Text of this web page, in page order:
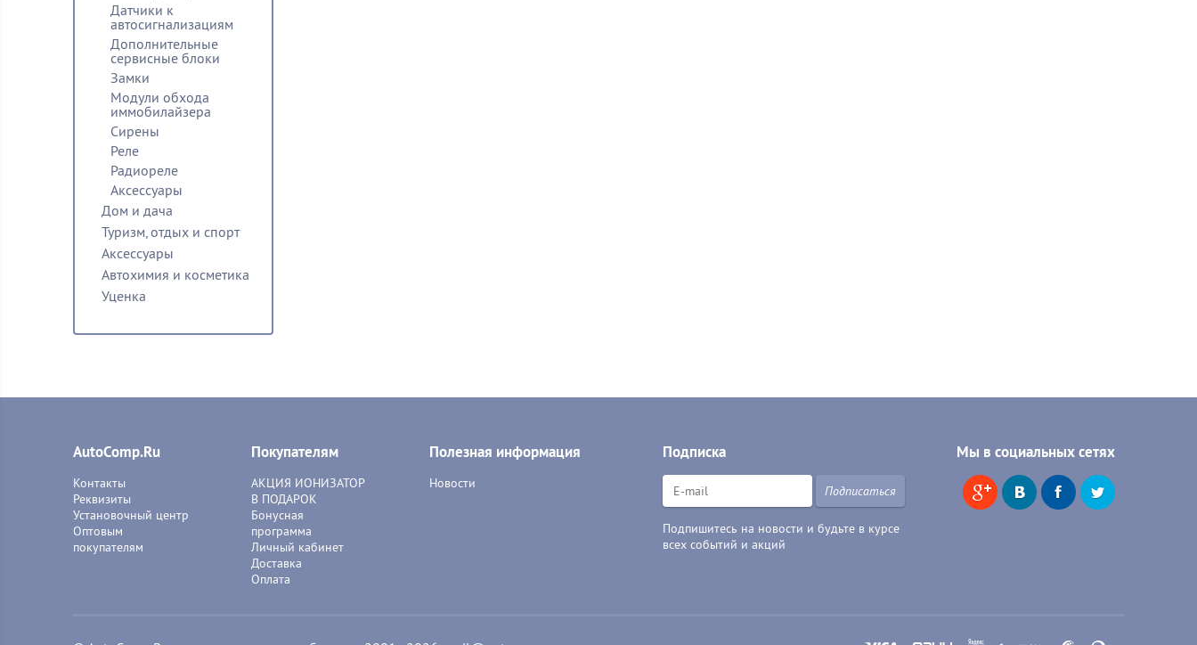
Датчики к
автосигнализациям
Дополнительные
сервисные блоки
Замки
Модули обхода
иммобилайзера
Сирены
Реле
Радиореле
Аксессуары
Дом и дача
Туризм, отдых и спорт
Аксессуары
Автохимия и косметика
Уценка
AutoComp.Ru
Контакты
Реквизиты
Установочный центр
Оптовым
покупателям
Покупателям
АКЦИЯ ИОНИЗАТОР
В ПОДАРОК
Бонусная
программа
Личный кабинет
Доставка
Оплата
Полезная информация
Новости
Подписка
Подписаться
Подпишитесь на новости и будьте в курсе
всех событий и акций
Мы в социальных сетях